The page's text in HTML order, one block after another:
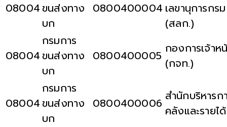
08004 ขนส่งทาง
บก
0800400004 เลขานุการกรม
(สลก.)
08004
กรมการ
ขนส่งทาง
บก
0800400005 กองการเจ้าห
(กจท.)
08004
กรมการ
ขนส่งทาง
บก
0800400006 สำนักบริหารก
คลังและรายได้